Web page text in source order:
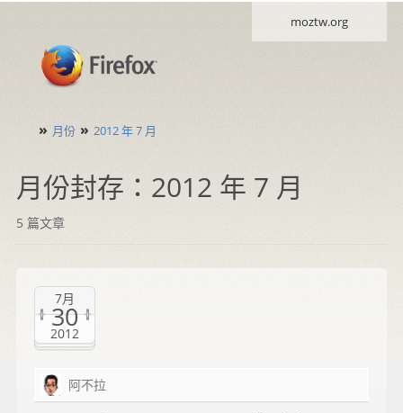
moztw.org
» 月份 » 2012 年 7 月
月份封存：2012 年 7 月
5 篇文章
7月
30
2012
阿不拉